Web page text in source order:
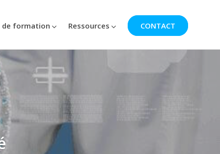
de formation Ressources CONTACT